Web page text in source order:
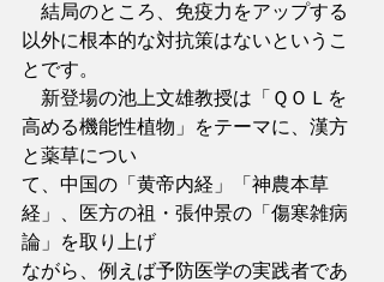
結局のところ、免疫力をアップする
以外に根本的な対抗策はないというこ
とです。
新登場の池上文雄教授は「ＱＯＬを
高める機能性植物」をテーマに、漢方
と薬草につい
て、中国の「黄帝内経」「神農本草
経」、医方の祖・張仲景の「傷寒雑病
論」を取り上げ
ながら、例えば予防医学の実践者であ